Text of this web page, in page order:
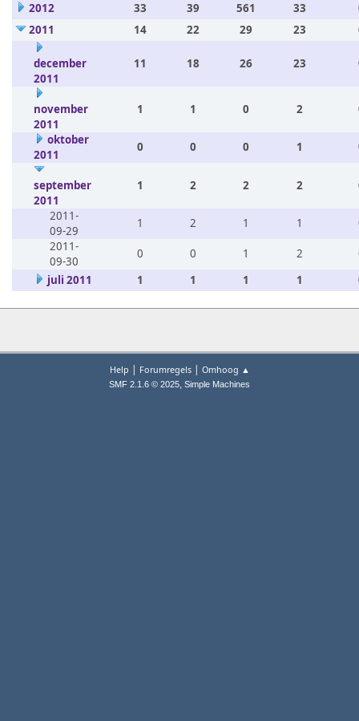
2012
33 39 561 33
2011
14 22 29 23
december
2011
11 18 26 23
november
2011
1 1 0 2
oktober
2011
0 0 0 1
september
2011
1 2 2 2
2011-
09-29
1 2 1 1
2011-
09-30
0 0 1 2
juli 2011
1 1 1 1
Help | Forumregels| Omhoog ▲
SMF 2.1.6 © 2025, Simple Machines